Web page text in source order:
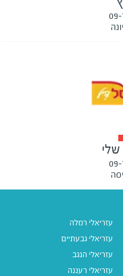
עזריאלי רמלה
עזריאלי גבעתיים
עזריאלי הנגב
עזריאלי רעננה